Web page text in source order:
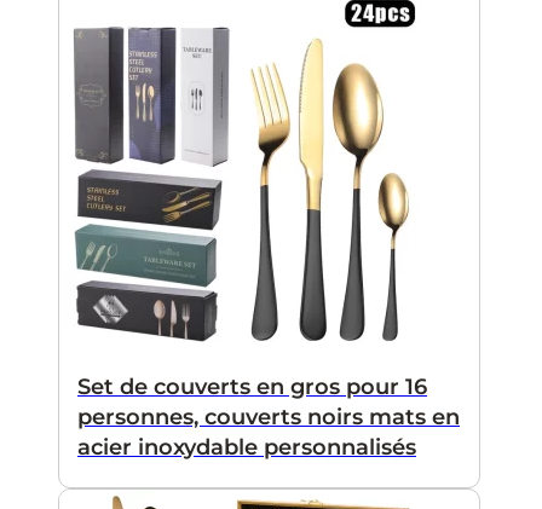
Set de couverts en gros pour 16
personnes, couverts noirs mats en
acier inoxydable personnalisés